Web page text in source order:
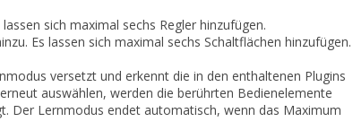
sich maximal sechs Regler hinzufügen.
Es lassen sich maximal sechs Schaltflächen hinzufügen.
versetzt und erkennt die in den enthaltenen Plugins
erneut auswählen, werden die berührten Bedienelemente
Der Lernmodus endet automatisch, wenn das Maximum